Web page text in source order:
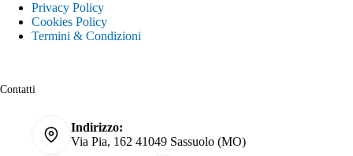
Privacy Policy
Cookies Policy
Termini & Condizioni
Contatti
Indirizzo:
Via Pia, 162 41049 Sassuolo (MO)